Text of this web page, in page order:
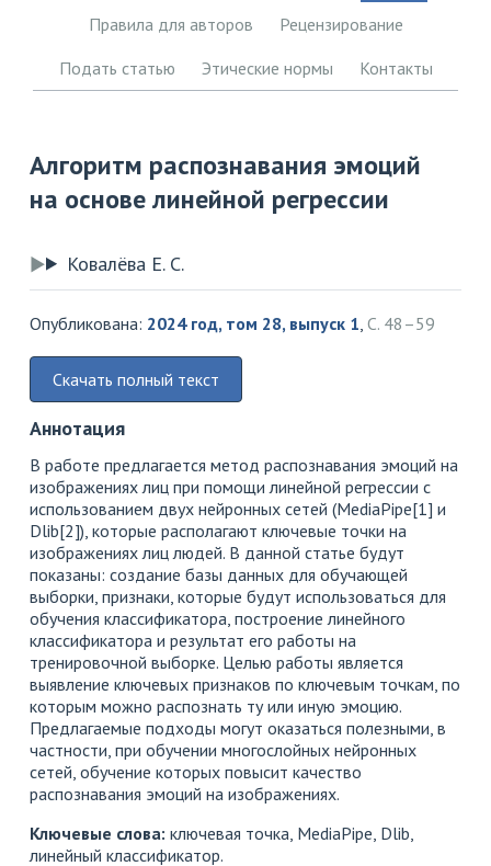
Правила для авторов
Рецензирование
Подать статью
Этические нормы Контакты
Алгоритм распознавания эмоций
на основе линейной регрессии
Ковалёва Е. С.
Опубликована: 2024 год, том 28, выпуск 1, С. 48–59
Скачать полный текст
Аннотация
В работе предлагается метод распознавания эмоций на
изображениях лиц при помощи линейной регрессии с
использованием двух нейронных сетей (MediaPipe[1] и
Dlib[2]), которые располагают ключевые точки на
изображениях лиц людей. В данной статье будут
показаны: создание базы данных для обучающей
выборки, признаки, которые будут использоваться для
обучения классификатора, построение линейного
классификатора и результат его работы на
тренировочной выборке. Целью работы является
выявление ключевых признаков по ключевым точкам, по
которым можно распознать ту или иную эмоцию.
Предлагаемые подходы могут оказаться полезными, в
частности, при обучении многослойных нейронных
сетей, обучение которых повысит качество
распознавания эмоций на изображениях.
Ключевые слова: ключевая точка, MediaPipe, Dlib,
линейный классификатор.